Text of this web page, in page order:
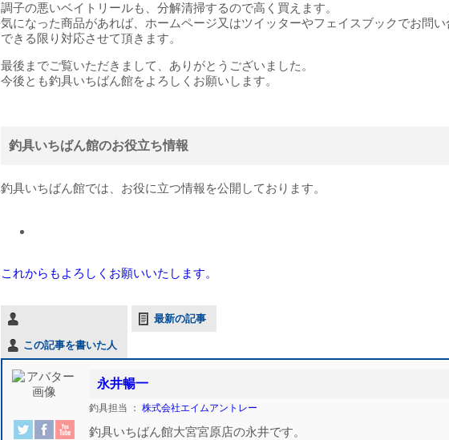
調子の悪いベイトリールも、分解清掃するので高く買えます。
気になった商品があれば、ホームページ又はツイッターやフェイスブックでお問い
できる限り対応させて頂きます。
最後までご覧いただきまして、ありがとうございました。
今後とも釣具いちばん館をよろしくお願いします。
釣具いちばん館のお役立ち情報
釣具いちばん館では、お役に立つ情報を公開しております。
これからもよろしくお願いいたします。
この記事を書いた人
最新の記事
永井暢一
釣具担当 ： 株式会社エイムアントレー
釣具いちばん館大宮宮原店の永井です。